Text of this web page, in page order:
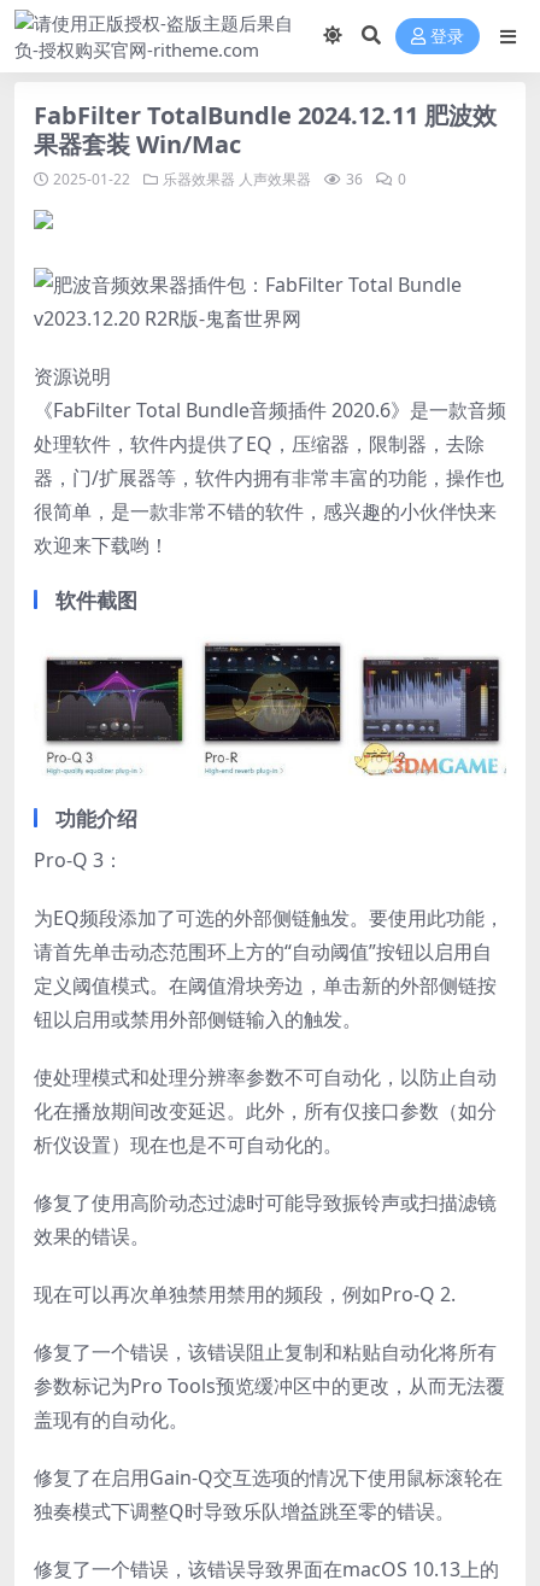
登录
FabFilter TotalBundle 2024.12.11 肥波效
果器套装 Win/Mac
2025-01-22 乐器效果器 人声效果器 36 0
资源说明
《FabFilter Total Bundle音频插件 2020.6》是一款音频
处理软件，软件内提供了EQ，压缩器，限制器，去除
器，门/扩展器等，软件内拥有非常丰富的功能，操作也
很简单，是一款非常不错的软件，感兴趣的小伙伴快来
欢迎来下载哟！
软件截图
功能介绍
Pro-Q 3：
为EQ频段添加了可选的外部侧链触发。要使用此功能，
请首先单击动态范围环上方的“自动阈值”按钮以启用自
定义阈值模式。在阈值滑块旁边，单击新的外部侧链按
钮以启用或禁用外部侧链输入的触发。
使处理模式和处理分辨率参数不可自动化，以防止自动
化在播放期间改变延迟。此外，所有仅接口参数（如分
析仪设置）现在也是不可自动化的。
修复了使用高阶动态过滤时可能导致振铃声或扫描滤镜
效果的错误。
现在可以再次单独禁用禁用的频段，例如Pro-Q 2.
修复了一个错误，该错误阻止复制和粘贴自动化将所有
参数标记为Pro Tools预览缓冲区中的更改，从而无法覆
盖现有的自动化。
修复了在启用Gain-Q交互选项的情况下使用鼠标滚轮在
独奏模式下调整Q时导致乐队增益跳至零的错误。
修复了一个错误，该错误导致界面在macOS 10.13上的